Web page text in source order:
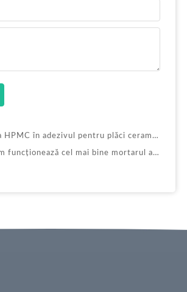
HPMC în adezivul pentru plăci ceramice
cel mai bine mortarul autonivelant cu ajutorul eteri de celuloză?